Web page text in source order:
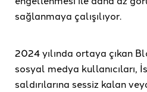
sağlanmaya çalışılıyor.
2024 yılında ortaya çıkan
sosyal medya kullanıcıları,
saldırılarına sessiz kalan